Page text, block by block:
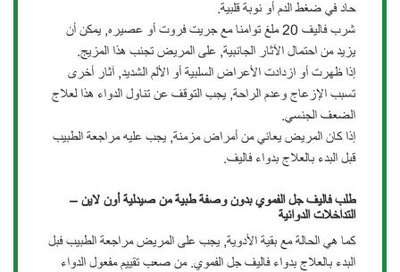
حاد في ضغط الدم أو نوبة قلبية.
شرب فاليف 20 ملغ توامنا مع جريت فروت أو عصيره, يمكن أن
يزيد من احتمال الآثار الجانبية, على المريض تجنب هذا المزيج.
إذا ظهرت أو ازدادت الأعراض السلبية أو الألم الشديد, آثار أخرى
تسبب الإزعاج وعدم الراحة, يجب التوقف عن تناول الدواء هذا لعلاج
الضعف الجنسي.
إذا كان المريض يعاني من أمراض مزمنة, يجب عليه مراجعة الطبيب
قبل البدء بالعلاج بدواء فاليف.
طلب فاليف جل الفموي بدون وصفة طبية من صيدلية أون لاين –
التداخلات الدوائية
كما هي الحالة مع بقية الأدوية, يجب على المريض مراجعة الطبيب فبل
البدء بالعلاج بدواء فاليف جل الفموي. من صعب تقييم مفعول الدواء